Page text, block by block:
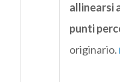
allinearsi
punti
originario.